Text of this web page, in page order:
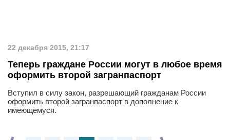
22 декабря 2015, 21:17
Теперь граждане России могут в любое время
оформить второй загранпаспорт
Вступил в силу закон, разрешающий гражданам России
оформить второй загранпаспорт в дополнение к
имеющемуся.